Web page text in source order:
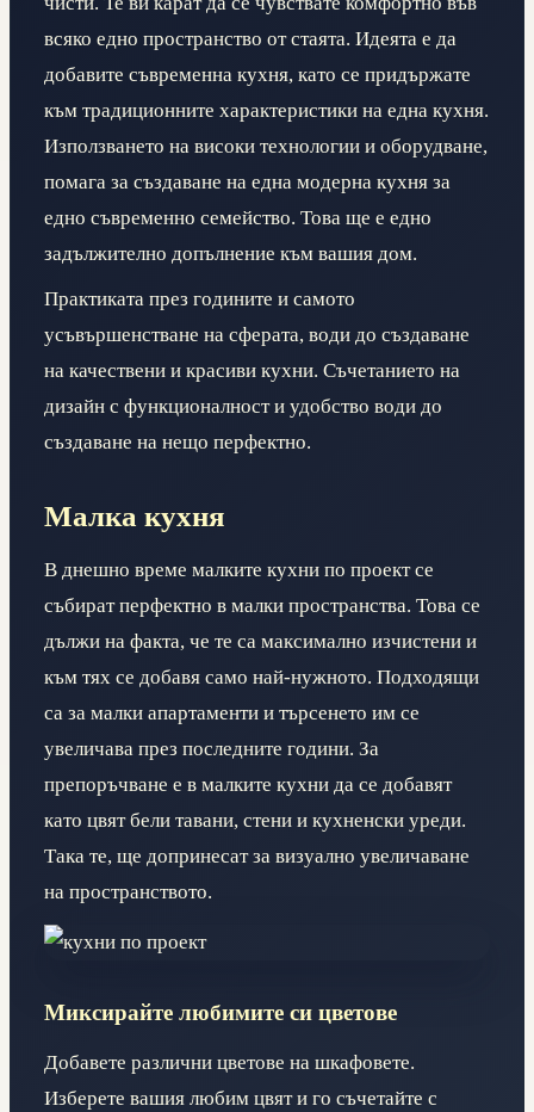
всяко едно пространство от стаята. Идеята е да
добавите съвременна кухня, като се придържате
към традиционните характеристики на една кухня.
Използването на високи технологии и оборудване,
помага за създаване на една модерна кухня за
едно съвременно семейство. Това ще е едно
задължително допълнение към вашия дом.
Практиката през годините и самото
усъвършенстване на сферата, води до създаване
на качествени и красиви кухни. Съчетанието на
дизайн с функционалност и удобство води до
създаване на нещо перфектно.
Малка кухня
В днешно време малките кухни по проект се
събират перфектно в малки пространства. Това се
дължи на факта, че те са максимално изчистени и
към тях се добавя само най-нужното. Подходящи
са за малки апартаменти и търсенето им се
увеличава през последните години. За
препоръчване е в малките кухни да се добавят
като цвят бели тавани, стени и кухненски уреди.
Така те, ще допринесат за визуално увеличаване
на пространството.
Миксирайте любимите си цветове
Добавете различни цветове на шкафовете.
Изберете вашия любим цвят и го съчетайте с